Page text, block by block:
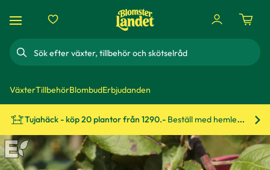
Sök
VäxterTillbehörBlombudErbjudanden
Tujahäck - köp 20 plantor från 1290.- Beställ med hemleverans!